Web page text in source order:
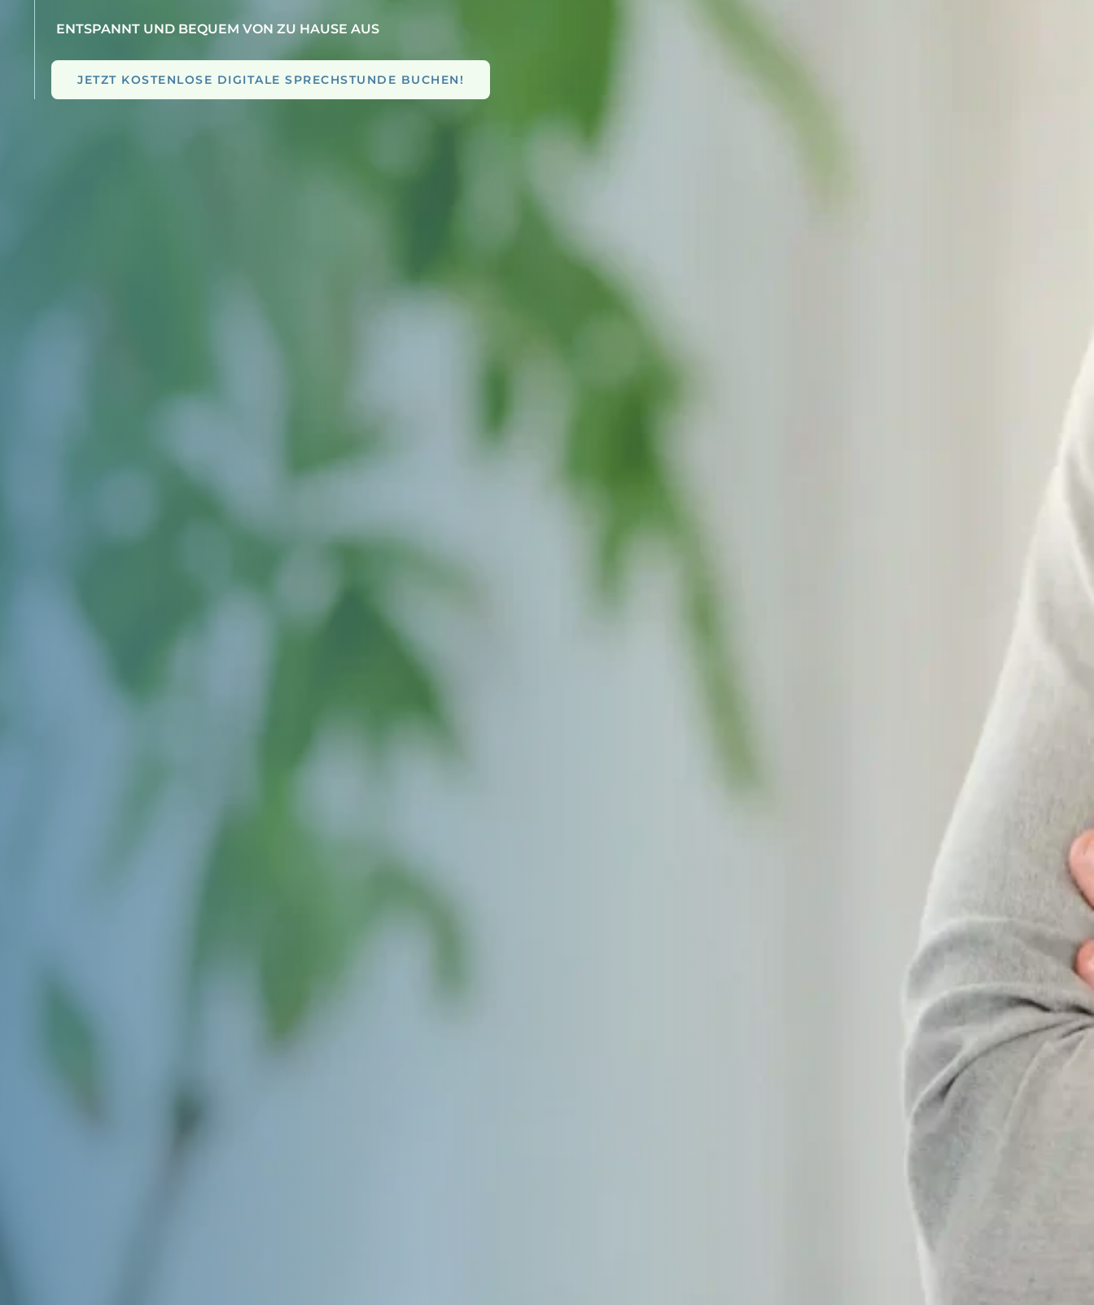
ENTSPANNT UND BEQUEM VON ZU HAUSE AUS
JETZT KOSTENLOSE DIGITALE SPRECHSTUNDE BUCHEN!